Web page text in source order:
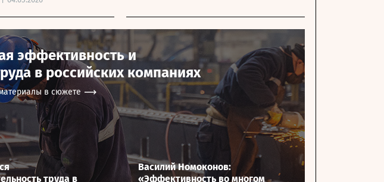
эффективность и
в российских компаниях
в сюжете
труда в
Василий Номоконов:
«Эффективность во многом